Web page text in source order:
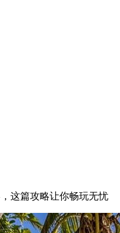
这篇攻略让你畅玩无忧